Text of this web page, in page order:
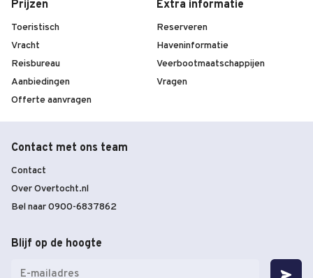
Prijzen
Toeristisch
Vracht
Reisbureau
Aanbiedingen
Offerte aanvragen
Extra informatie
Reserveren
Haveninformatie
Veerbootmaatschappijen
Vragen
Contact met ons team
Contact
Over Overtocht.nl
Bel naar 0900-6837862
Blijf op de hoogte
mailadres